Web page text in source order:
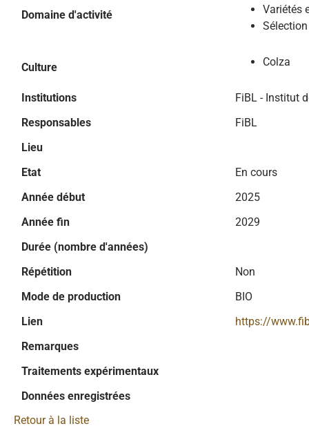
Domaine d'activité
Variétés
Culture Colza
Institutions
FiBL - Institut
Responsables
FiBL
Lieu
Etat
En cours
Année début
2025
Année fin
2029
Durée (nombre d'années)
Répétition
Non
Mode de production
BIO
Lien
https://
Remarques
Traitements expérimentaux
Données enregistrées
Retour à la liste